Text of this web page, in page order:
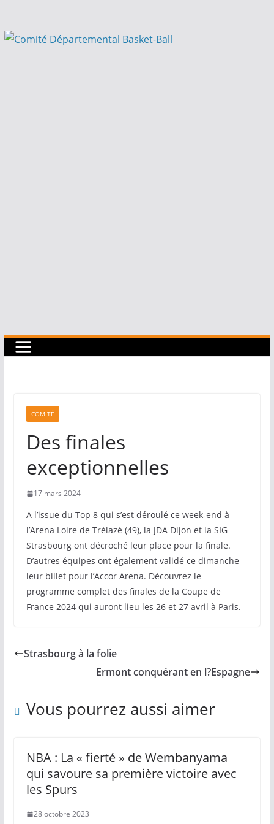
au
COMITÉ
Des finales
exceptionnelles
17 mars 2024
A l’issue du Top 8 qui s’est déroulé ce week-end à
l’Arena Loire de Trélazé (49), la JDA Dijon et la SIG
Strasbourg ont décroché leur place pour la finale.
D’autres équipes ont également validé ce dimanche
leur billet pour l’Accor Arena. Découvrez le
programme complet des finales de la Coupe de
France 2024 qui auront lieu les 26 et 27 avril à Paris.
Strasbourg à la folie
Ermont conquérant en l?Espagne
Vous pourrez aussi aimer
NBA : La « fierté » de Wembanyama
qui savoure sa première victoire avec
les Spurs
28 octobre 2023